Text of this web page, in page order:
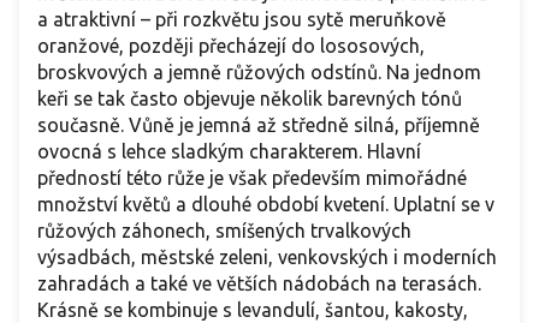
a atraktivní – při rozkvětu jsou sytě meruňkově
oranžové, později přecházejí do lososových,
broskvových a jemně růžových odstínů. Na jednom
keři se tak často objevuje několik barevných tónů
současně. Vůně je jemná až středně silná, příjemně
ovocná s lehce sladkým charakterem. Hlavní
předností této růže je však především mimořádné
množství květů a dlouhé období kvetení. Uplatní se v
růžových záhonech, smíšených trvalkových
výsadbách, městské zeleni, venkovských i moderních
zahradách a také ve větších nádobách na terasách.
Krásně se kombinuje s levandulí, šantou, kakosty,